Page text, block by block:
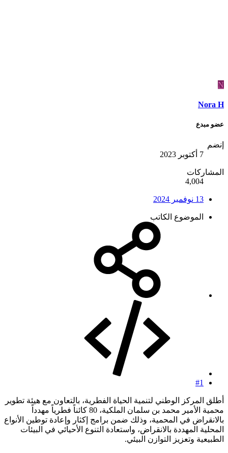
N
Nora H
عضو مبدع
إنضم
7 أكتوبر 2023
المشاركات
4,004
13 نوفمبر 2024
الموضوع الكاتب
#1
أطلق المركز الوطني لتنمية الحياة الفطرية، بالتعاون مع هيئة تطوير
محمية الأمير محمد بن سلمان الملكية، 80 كائناً فطرياً مهدداً
بالانقراض في المحمية، وذلك ضمن برامج إكثار وإعادة توطين الأنواع
المحلية المهددة بالانقراض، واستعادة التنوع الأحيائي في البيئات
الطبيعية وتعزيز التوازن البيئي.